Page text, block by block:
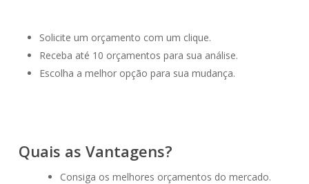
Solicite um orçamento com um clique.
Receba até 10 orçamentos para sua análise.
Escolha a melhor opção para sua mudança.
Quais as Vantagens?
Consiga os melhores orçamentos do mercado.